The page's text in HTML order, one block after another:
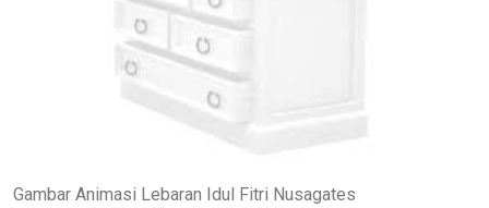
Gambar Animasi Lebaran Idul Fitri Nusagates